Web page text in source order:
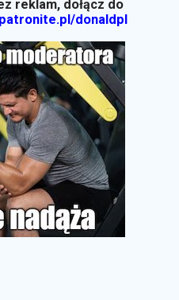
reklam, dołącz do
donaldpl